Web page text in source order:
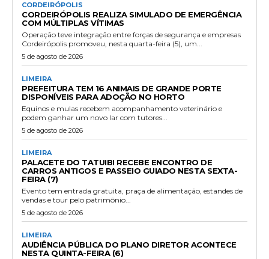
CORDEIRÓPOLIS
CORDEIRÓPOLIS REALIZA SIMULADO DE EMERGÊNCIA
COM MÚLTIPLAS VÍTIMAS
Operação teve integração entre forças de segurança e empresas
Cordeirópolis promoveu, nesta quarta-feira (5), um...
5 de agosto de 2026
LIMEIRA
PREFEITURA TEM 16 ANIMAIS DE GRANDE PORTE
DISPONÍVEIS PARA ADOÇÃO NO HORTO
Equinos e mulas recebem acompanhamento veterinário e
podem ganhar um novo lar com tutores...
5 de agosto de 2026
LIMEIRA
PALACETE DO TATUIBI RECEBE ENCONTRO DE
CARROS ANTIGOS E PASSEIO GUIADO NESTA SEXTA-
FEIRA (7)
Evento tem entrada gratuita, praça de alimentação, estandes de
vendas e tour pelo patrimônio...
5 de agosto de 2026
LIMEIRA
AUDIÊNCIA PÚBLICA DO PLANO DIRETOR ACONTECE
NESTA QUINTA-FEIRA (6)